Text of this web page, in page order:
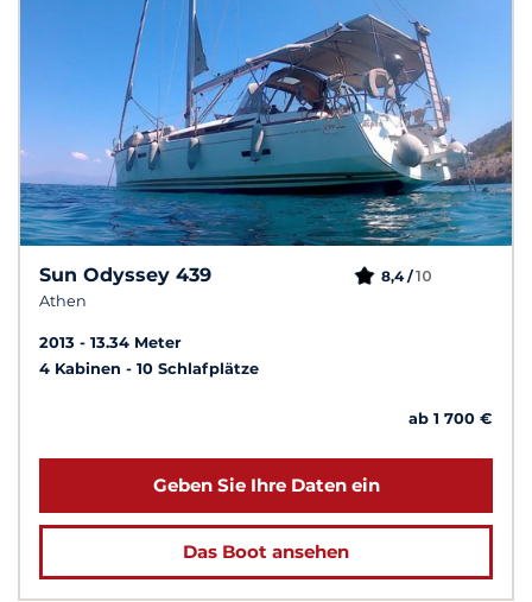
Sun Odyssey 439
Athen
8,4 /10
2013
13.34 Meter
4 Kabinen
10 Schlafplätze
ab 1 700 €
Geben Sie Ihre Daten ein
Das Boot ansehen